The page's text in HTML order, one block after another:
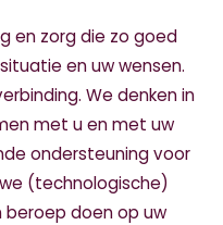
en zorg die zo goed
en uw wensen.
We denken in
met u en met uw
ondersteuning voor
(technologische)
doen op uw